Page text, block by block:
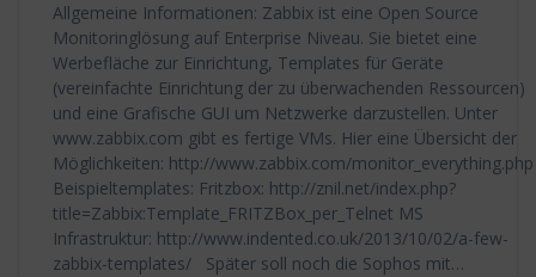
Allgemeine Informationen: Zabbix ist eine Open Source
Monitoringlösung auf Enterprise Niveau. Sie bietet eine
Werbefläche zur Einrichtung, Templates für Geräte
(vereinfachte Einrichtung der zu überwachenden Ressourcen)
und eine Grafische GUI um Netzwerke darzustellen. Unter
www.zabbix.com gibt es fertige VMs. Hier eine Übersicht der
Möglichkeiten: http://www.zabbix.com/monitor_everything.php
Beispieltemplates: Fritzbox: http://znil.net/index.php?
title=Zabbix:Template_FRITZBox_per_Telnet MS
Infrastruktur: http://www.indented.co.uk/2013/10/02/a-few-
zabbix-templates/ Später soll noch die Sophos mit…